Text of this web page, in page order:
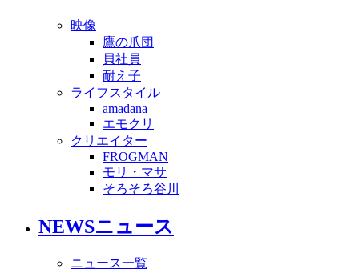
映像
鷹の爪団
貝社員
耐え子
ライフスタイル
amadana
エモクリ
クリエイター
FROGMAN
モリ・マサ
そろそろ谷川
NEWSニュース
ニュース一覧